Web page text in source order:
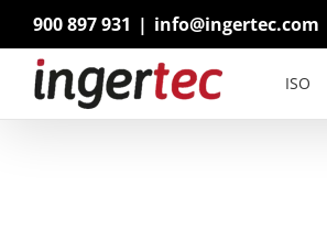
contenido
900 897 931 | info@ingertec.com
ISO